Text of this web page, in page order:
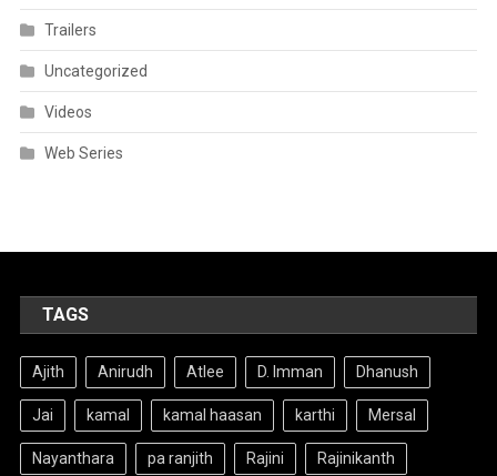
Trailers
Uncategorized
Videos
Web Series
TAGS
Ajith Anirudh Atlee D. Imman Dhanush
Jai kamal kamal haasan karthi Mersal
Nayanthara pa ranjith Rajini Rajinikanth